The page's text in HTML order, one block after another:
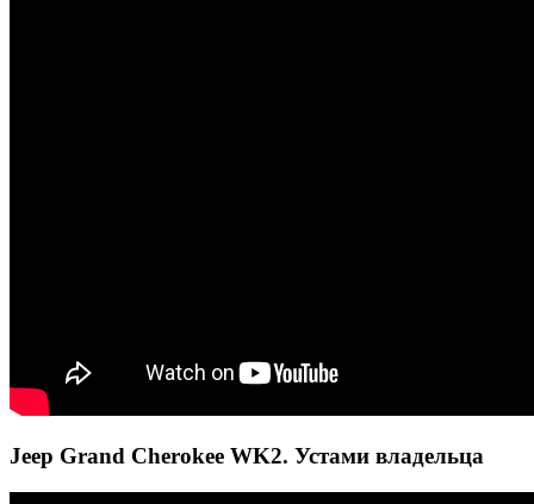
Jeep Grand Cherokee WK2. Устами владельца